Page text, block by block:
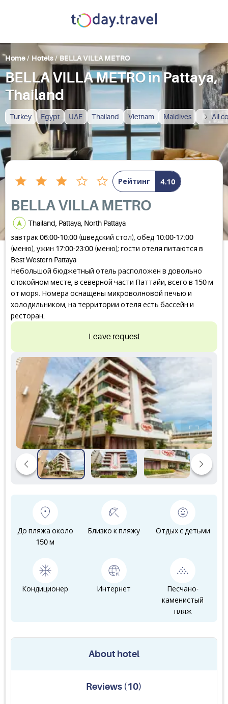
Turkey Egypt UAE Thailand Vietnam Maldives All
Home/ Hotels/ BELLA VILLA METRO
BELLA VILLA METRO in Pattaya,
Thailand
Рейтинг 4.10
BELLA VILLA METRO
Thailand, Pattaya, North Pattaya
завтрак 06:00-10:00 (шведский стол), обед 10:00-17:00
(меню), ужин 17:00-23:00 (меню); гости отеля питаются в
Best Western Pattaya
Небольшой бюджетный отель расположен в довольно
спокойном месте, в северной части Паттайи, всего в 150 м
от моря. Номера оснащены микроволновой печью и
холодильником, на территории отеля есть бассейн и
ресторан.
Leave request
До пляжа около
150 м
Близко к пляжу Отдых с детьми
Кондиционер Интернет
Песчано-
каменистый
пляж
About hotel
Reviews ( 10)